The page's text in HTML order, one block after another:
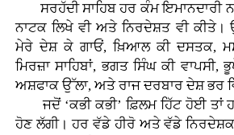
ਸਰਹੱਦੀ ਸਾਹਿਬ ਹਰ ਕੰਮ ਇਮਾਨਦਾਰੀ
ਨਾਟਕ ਲਿਖੇ ਵੀ ਅਤੇ ਨਿਰਦੇਸ਼ਤ ਵੀ ਕੀਤੇ।
ਮੇਰੇ ਦੇਸ਼ ਕੇ ਗਾਓਂ, ਖ਼ਿਆਲ ਕੀ ਦਸਤਕ,
ਮਿਰਜ਼ਾ ਸਾਹਿਬਾਂ, ਭਗਤ ਸਿੰਘ ਕੀ ਵਾਪਸੀ,
ਅਸ਼ਫਾਕ ਉੱਲਾ, ਅਤੇ ਰਾਜ ਦਰਬਾਰ ਦੇਸ਼ ਭਰ
ਜਦੋਂ ‘ਕਭੀ ਕਭੀ’ ਫ਼ਿਲਮ ਹਿੱਟ ਹੋਈ ਤਾਂ
ਹੋਣ ਲੱਗੀ। ਹਰ ਵੱਡੇ ਹੀਰੋ ਅਤੇ ਵੱਡੇ ਨਿਰਦੇਸ਼ਕ